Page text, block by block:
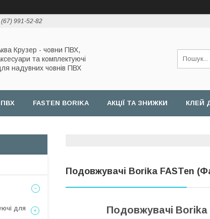
991-52-82
Крузер - човни ПВХ,
та комплектуючі
надувних човнів ПВХ
FASTEN BORIKA АКЦІЇ ТА ЗНИЖКИ КЛЕЙ
Подовжувачі Borika FASTen
Подовжувачі Borika
для